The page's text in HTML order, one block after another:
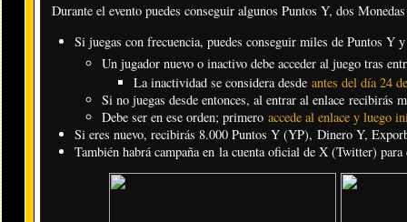
Durante el evento puedes conseguir algunos Puntos Y, dos
Si juegas con frecuencia, puedes conseguir miles de Puntos
Un jugador nuevo o inactivo debe acceder al juego tras
La inactividad se considera desde antes del día 24
Si no juegas desde entonces, al entrar al enlace recibirás
Debe ser en ese orden; primero accede al enlace y luego
Si eres nuevo, recibirás 8.000 Puntos Y (YP), Dinero Y,
También habrá campaña en la cuenta oficial de X (Twitter)